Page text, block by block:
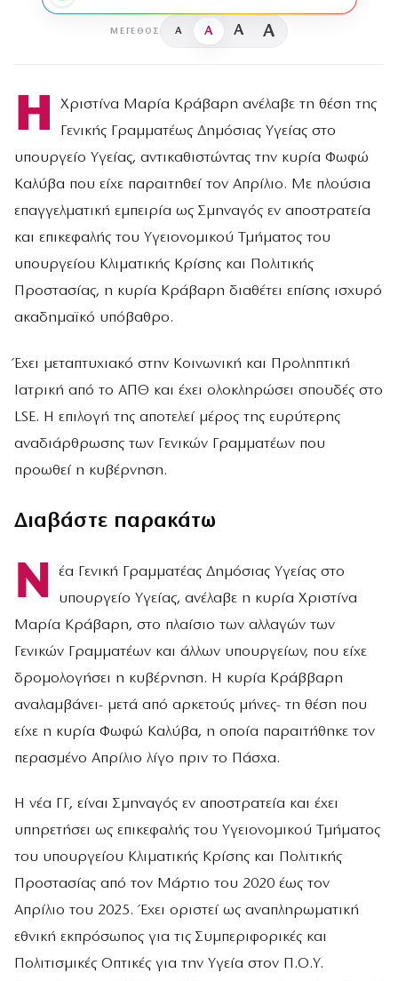
ΜΈΓΕΘΟΣ A A A A
Η
Χριστίνα Μαρία Κράβαρη ανέλαβε τη θέση της
Γενικής Γραμματέως Δημόσιας Υγείας στο
υπουργείο Υγείας, αντικαθιστώντας την κυρία Φωφώ
Καλύβα που είχε παραιτηθεί τον Απρίλιο. Με πλούσια
επαγγελματική εμπειρία ως Σμηναγός εν αποστρατεία
και επικεφαλής του Υγειονομικού Τμήματος του
υπουργείου Κλιματικής Κρίσης και Πολιτικής
Προστασίας, η κυρία Κράβαρη διαθέτει επίσης ισχυρό
ακαδημαϊκό υπόβαθρο.
Έχει μεταπτυχιακό στην Κοινωνική και Προληπτική
Ιατρική από το ΑΠΘ και έχει ολοκληρώσει σπουδές στο
LSE. Η επιλογή της αποτελεί μέρος της ευρύτερης
αναδιάρθρωσης των Γενικών Γραμματέων που
προωθεί η κυβέρνηση.
Διαβάστε παρακάτω
Ν
έα Γενική Γραμματέας Δημόσιας Υγείας στο
υπουργείο Υγείας, ανέλαβε η κυρία Χριστίνα
Μαρία Κράβαρη, στο πλαίσιο των αλλαγών των
Γενικών Γραμματέων και άλλων υπουργείων, που είχε
δρομολογήσει η κυβέρνηση. Η κυρία Κράββαρη
αναλαμβάνει- μετά από αρκετούς μήνες- τη θέση που
είχε η κυρία Φωφώ Καλύβα, η οποία παραιτήθηκε τον
περασμένο Απρίλιο λίγο πριν το Πάσχα.
Η νέα ΓΓ, είναι Σμηναγός εν αποστρατεία και έχει
υπηρετήσει ως επικεφαλής του Υγειονομικού Τμήματος
του υπουργείου Κλιματικής Κρίσης και Πολιτικής
Προστασίας από τον Μάρτιο του 2020 έως τον
Απρίλιο του 2025. Έχει οριστεί ως αναπληρωματική
εθνική εκπρόσωπος για τις Συμπεριφορικές και
Πολιτισμικές Οπτικές για την Υγεία στον Π.Ο.Υ.